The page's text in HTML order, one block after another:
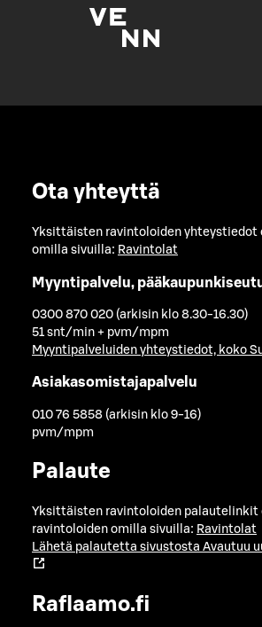
Ota yhteyttä
Yksittäisten ravintoloiden yhteystiedot
omilla sivuilla: Ravintolat
Myyntipalvelu,
0300 870 020 (arkisin klo 8.30-16.30)
51 snt/min + pvm/mpm
Myyntipalveluiden yhteystiedot, koko
Asiakasomistajapalvelu
010 76 5858 (arkisin klo 9-16)
pvm/mpm
Palaute
Yksittäisten ravintoloiden palautelinkit
ravintoloiden omilla sivuilla: Ravintolat
Lähetä palautetta sivustosta Avautuu
Raflaamo.fi